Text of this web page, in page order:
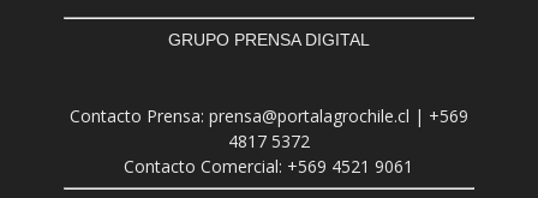
GRUPO PRENSA DIGITAL
Contacto Prensa: prensa@portalagrochile.cl | +569
4817 5372
Contacto Comercial: +569 4521 9061